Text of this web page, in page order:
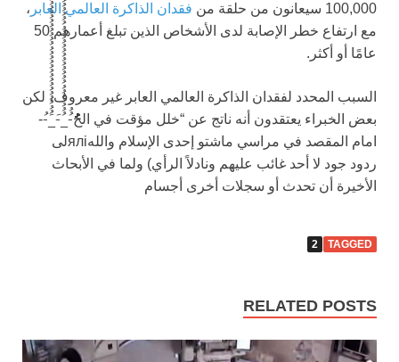
100,000 سيعانون من حلقة من فقدان الذاكرة العالمي العابر ،
مع ارتفاع خطر الإصابة لدى الأشخاص الذين تبلغ أعمارهم 50
عامًا أو أكثر.
السبب المحدد لفقدان الذاكرة العالمي العابر غير معروف، لكن
بعض الخبراء يعتقدون أنه ناتج عن “خلل مؤقت في الحُُُُُُُُُُُُُُُُُُُُُُُُُُُُُُُُُُُُُُُُُُُُُُُُُُُُُُُُُُُُُُُُُُُُُُُُُُُُُُُُُُُُُُُُُُُُُُُُُُُُُُُُُُُُُُُُُُُُُُُُُُُُُُُُُُُُُُُُُُُُُُُُُُُُُُُُُُُُُُُُُُُُُُُُُُُُُُُُُُُُُُُُُُُُ‐ُُ_ُُُُُُُُُُُُُُُُُُُُُُُُُُُُُُُُُُُُُُُُُُُُُُُُُُُُُُُُُُُُُُُُُُُُُُُُُُُُُُُُُُُُُُُُُُُُُُُُُُُُُُُُُُُُُُُُُُُُُُُُُُُُُُُُُُ‐َ_َُُُُُُُُُُُُُُُُُُُُُُُُُُ‐ُ‐
امام المقصد في مراسي ماشتو إحدى الإسلام واللهяліلى
ردود جود لا أحد غائب عليهم ونادلاً الرأي) ولما في الأبحاث
الأخيرة أن تحدث أو سجلات أخرى أ​​جسام
TAGGED
2
RELATED POSTS